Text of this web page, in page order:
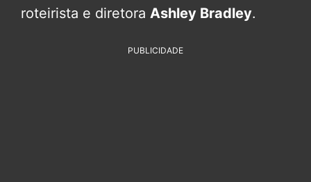
roteirista e diretora Ashley Bradley.
PUBLICIDADE